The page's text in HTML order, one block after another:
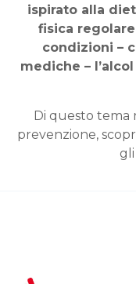
ispirato alla
fisica
condizioni –
mediche –
Di questo tema
prevenzione,